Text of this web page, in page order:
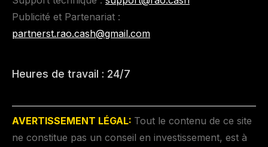
Publicité et Partenariat :
partnerst.rao.cash@gmail.com
Heures de travail : 24/7
AVERTISSEMENT LÉGAL: Tout le contenu de ce site
ne constitue pas un conseil en investissement, est à